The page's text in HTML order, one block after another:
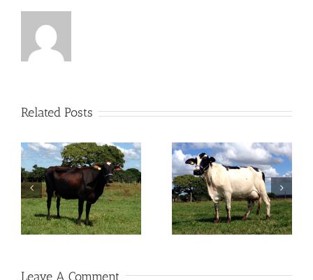
Related Posts
OITAVA PARAMOUNT
FZD
INTRIGA FZD
Leave A Comment